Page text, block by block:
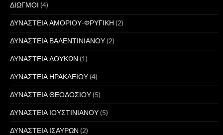
ΔΙΩΓΜΟΙ (4)
ΔΥΝΑΣΤΕΙΑ ΑΜΟΡΙΟΥ-ΦΡΥΓΙΚΗ (2)
ΔΥΝΑΣΤΕΙΑ ΒΑΛΕΝΤΙΝΙΑΝΟΥ(2)
ΔΥΝΑΣΤΕΙΑ ΔΟΥΚΩΝ (1)
ΔΥΝΑΣΤΕΙΑ ΗΡΑΚΛΕΙΟΥ(4)
ΔΥΝΑΣΤΕΙΑ ΘΕΟΔΟΣΙΟΥ(5)
ΔΥΝΑΣΤΕΙΑ ΙΟΥΣΤΙΝΙΑΝΟΥ(5)
ΔΥΝΑΣΤΕΙΑ ΙΣΑΥΡΩΝ (2)